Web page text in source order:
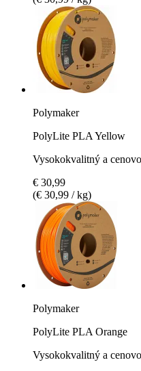
Polymaker
PolyLite PLA Yellow
Vysokokvalitný a
€ 30,99
(€ 30,99 / kg)
Polymaker
PolyLite PLA Orange
Vysokokvalitný a